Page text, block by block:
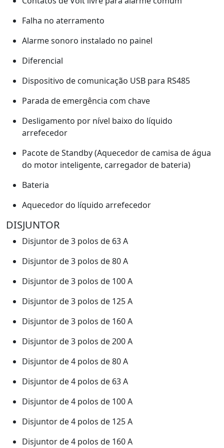
Falha no aterramento
Alarme sonoro instalado no painel
Diferencial
Dispositivo de comunicação USB para RS485
Parada de emergência com chave
Desligamento por nível baixo do líquido
arrefecedor
Pacote de Standby (Aquecedor de camisa de água
do motor inteligente, carregador de bateria)
Bateria
Aquecedor do líquido arrefecedor
DISJUNTOR
Disjuntor de 3 polos de 63 A
Disjuntor de 3 polos de 80 A
Disjuntor de 3 polos de 100 A
Disjuntor de 3 polos de 125 A
Disjuntor de 3 polos de 160 A
Disjuntor de 3 polos de 200 A
Disjuntor de 4 polos de 80 A
Disjuntor de 4 polos de 63 A
Disjuntor de 4 polos de 100 A
Disjuntor de 4 polos de 125 A
Disjuntor de 4 polos de 160 A